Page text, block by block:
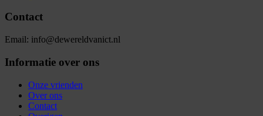
Contact
Email: info@dewereldvanict.nl
Informatie over ons
Onze vrienden
Over ons
Contact